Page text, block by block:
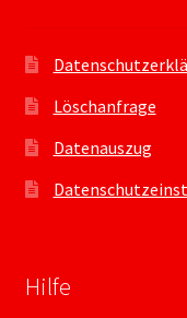
Löschanfrage
Datenauszug
Hilfe